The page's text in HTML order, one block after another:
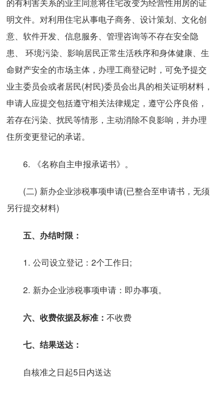
明文件。对利用住宅从事电子商务、设计策划、文化创
意、软件开发、信息服务、管理咨询等不存在安全隐
患、 环境污染、影响居民正常生活秩序和身体健康、生
命财产安全的市场主体，办理工商登记时，可免予提交
业主委员会或者居民(村民)委员会出具的相关证明材料，
申请人应提交包括遵守相关法律规定，遵守公序良俗，
若存在污染、扰民等情形，主动消除不良影响，并办理
住所变更登记的承诺。
6. 《名称自主申报承诺书》。
(二) 新办企业涉税事项申请(已整合至申请书，无须
另行提交材料)
五、办结时限：
1. 公司设立登记：2个工作日;
2. 新办企业涉税事项申请：即办事项。
六、收费依据及标准： 不收费
七、结果送达：
自核准之日起5日内送达